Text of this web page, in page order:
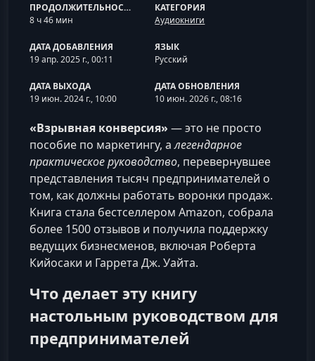
ПРОДОЛЖИТЕЛЬНОСТЬ
8 ч 46 мин
КАТЕГОРИЯ
Аудиокниги
ДАТА ДОБАВЛЕНИЯ
19 апр. 2025 г., 00:11
ЯЗЫК
Русский
ДАТА ВЫХОДА
19 июн. 2024 г., 10:00
ДАТА ОБНОВЛЕНИЯ
10 июн. 2026 г., 08:16
«Взрывная конверсия» — это не просто
пособие по маркетингу, алегендарное
практическое руководство, перевернувшее
представления тысяч предпринимателей о
том, как должны работать воронки продаж.
Книга стала бестселлером Amazon, собрала
более 1500 отзывов и получила поддержку
ведущих бизнесменов, включая Роберта
Кийосаки и Гаррета Дж. Уайта.
Что делает эту книгу
настольным руководством для
предпринимателей